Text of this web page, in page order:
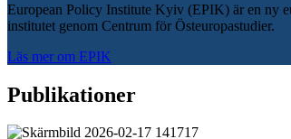
European Policy Institute Kyiv (EPIK) är en ny
institutet genom Centrum för Östeuropastudier.
Läs mer om EPIK
Publikationer